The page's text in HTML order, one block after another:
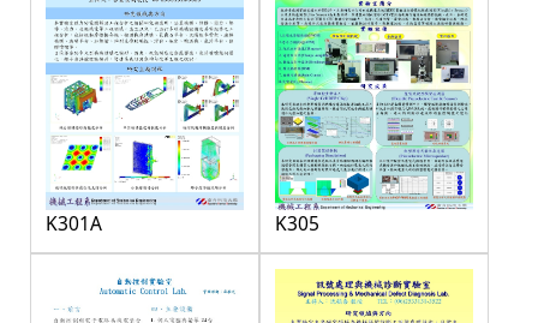
K301A K305